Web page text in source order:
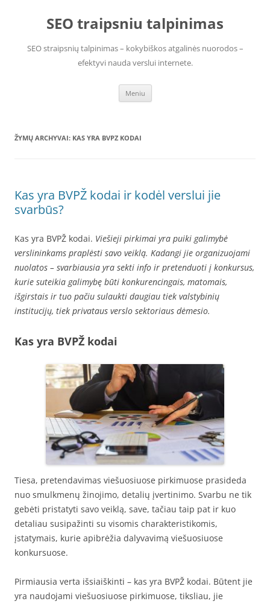
SEO traipsniu talpinimas
SEO straipsnių talpinimas – kokybiškos atgalinės nuorodos –
efektyvi nauda verslui internete.
Meniu
ŽYMŲ ARCHYVAI: KAS YRA BVPZ KODAI
Kas yra BVPŽ kodai ir kodėl verslui jie
svarbūs?
Kas yra BVPŽ kodai. Viešieji pirkimai yra puiki galimybė
verslininkams praplėsti savo veiklą. Kadangi jie organizuojami
nuolatos – svarbiausia yra sekti info ir pretenduoti į konkursus,
kurie suteikia galimybę būti konkurencingais, matomais,
išgirstais ir tuo pačiu sulaukti daugiau tiek valstybinių
institucijų, tiek privataus verslo sektoriaus dėmesio.
Kas yra BVPŽ kodai
Tiesa, pretendavimas viešuosiuose pirkimuose prasideda
nuo smulkmenų žinojimo, detalių įvertinimo. Svarbu ne tik
gebėti pristatyti savo veiklą, save, tačiau taip pat ir kuo
detaliau susipažinti su visomis charakteristikomis,
įstatymais, kurie apibrėžia dalyvavimą viešuosiuose
konkursuose.
Pirmiausia verta išsiaiškinti – kas yra BVPŽ kodai. Būtent jie
yra naudojami viešuosiuose pirkimuose, tiksliau, jie